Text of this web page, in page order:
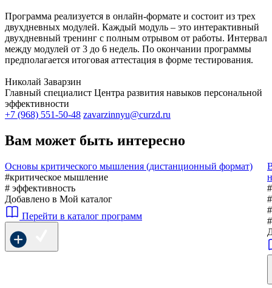
Программа реализуется в онлайн-формате и состоит из трех
двухдневных модулей. Каждый модуль – это интерактивный
двухдневный тренинг с полным отрывом от работы. Интервал
между модулей от 3 до 6 недель. По окончании программы
предполагается итоговая аттестация в форме тестирования.
Николай Заварзин
Главный специалист Центра развития навыков персональной
эффективности
+7 (968) 551-50-48 zavarzinnyu@curzd.ru
Вам может быть интересно
Основы критического мышления (дистанционный формат)
#критическое мышление
# эффективность
Добавлено в Мой каталог
Перейти в каталог программ